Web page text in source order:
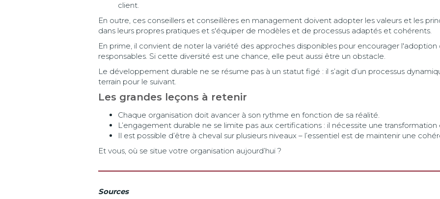
client.
En outre, ces conseillers et conseillères en management doivent adopter les valeurs et les
dans leurs propres pratiques et s'équiper de modèles et de processus adaptés et cohérents.
En prime, il convient de noter la variété des approches disponibles pour encourager
responsables. Si cette diversité est une chance, elle peut aussi être un obstacle.
Le développement durable ne se résume pas à un statut figé : il s’agit d’un processus
terrain pour le suivant.
Les grandes leçons à retenir
Chaque organisation doit avancer à son rythme en fonction de sa réalité.
L’engagement durable ne se limite pas aux certifications : il nécessite une
Il est possible d’être à cheval sur plusieurs niveaux – l’essentiel est de maintenir une
Et vous, où se situe votre organisation aujourd’hui ?
Sources